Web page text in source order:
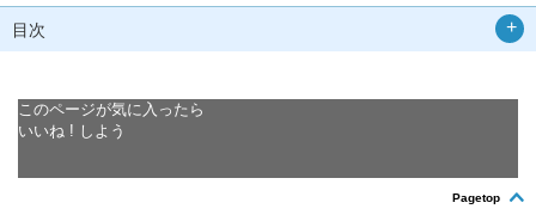
目次
このページが気に入ったら
いいね ! しよう
Pagetop